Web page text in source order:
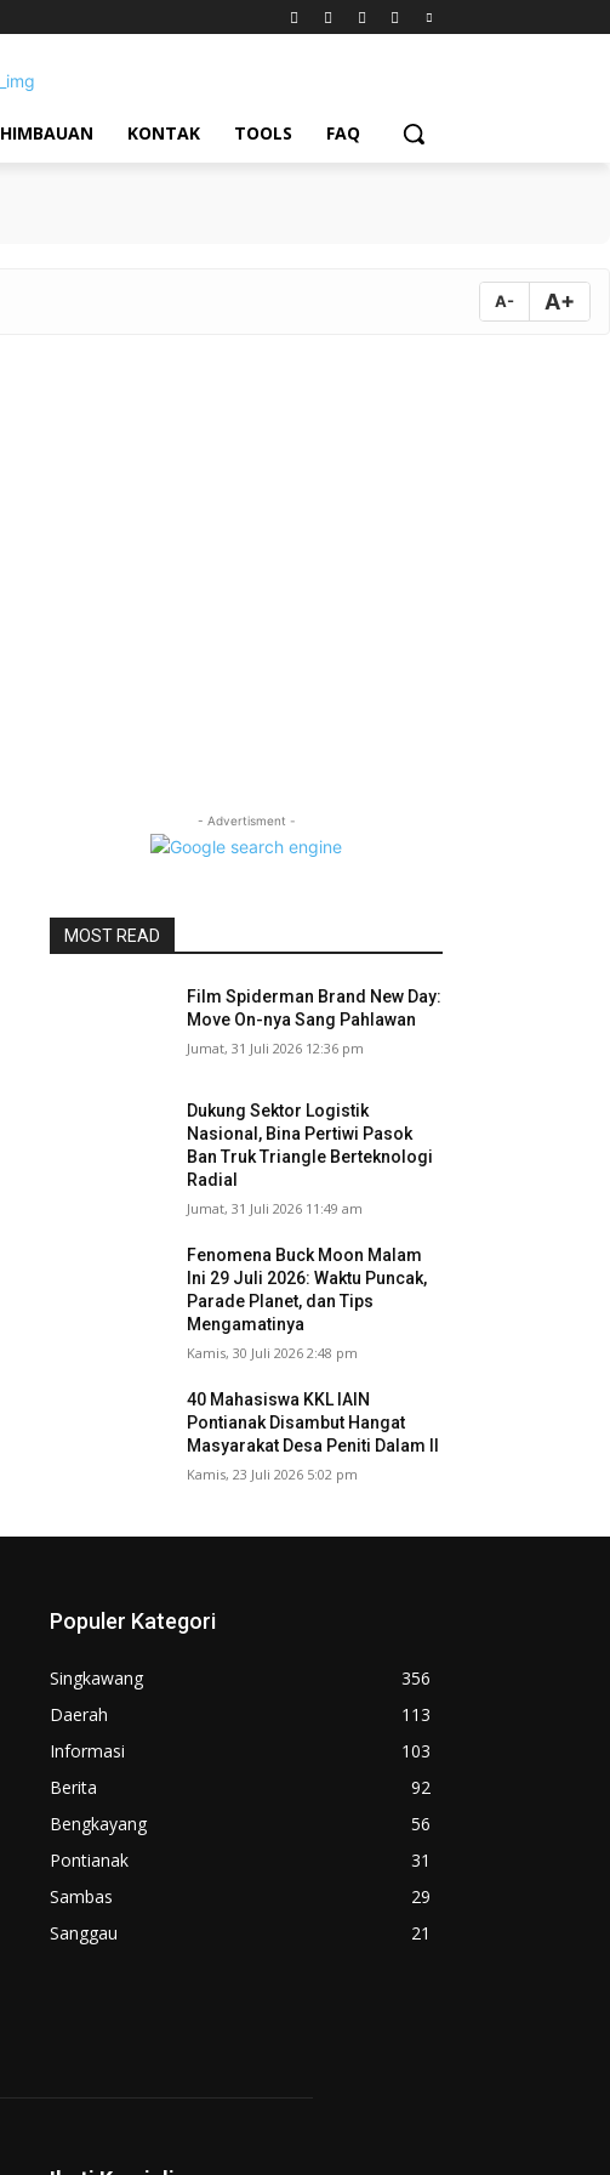
HIMBAUAN KONTAK TOOLS FAQ
A- A+
- Advertisment -
MOST READ
Film Spiderman Brand New Day:
Move On-nya Sang Pahlawan
Jumat, 31 Juli 2026 12:36 pm
Dukung Sektor Logistik
Nasional, Bina Pertiwi Pasok
Ban Truk Triangle Berteknologi
Radial
Jumat, 31 Juli 2026 11:49 am
Fenomena Buck Moon Malam
Ini 29 Juli 2026: Waktu Puncak,
Parade Planet, dan Tips
Mengamatinya
Kamis, 30 Juli 2026 2:48 pm
40 Mahasiswa KKL IAIN
Pontianak Disambut Hangat
Masyarakat Desa Peniti Dalam II
Kamis, 23 Juli 2026 5:02 pm
Populer Kategori
Singkawang
356
Daerah
113
Informasi
103
Berita
92
Bengkayang
56
Pontianak
31
Sambas
29
Sanggau
21